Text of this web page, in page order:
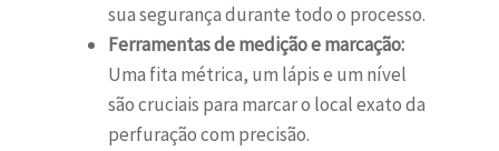
sua segurança durante todo o processo.
Ferramentas de medição e marcação:
Uma fita métrica, um lápis e um nível
são cruciais para marcar o local exato da
perfuração com precisão.